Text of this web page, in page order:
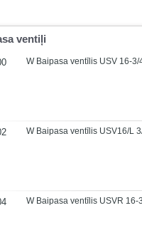
ventiļi
W Baipasa ventīlis USV 16-3/
W Baipasa ventīlis USV16/L
W Baipasa ventīlis USVR 16-